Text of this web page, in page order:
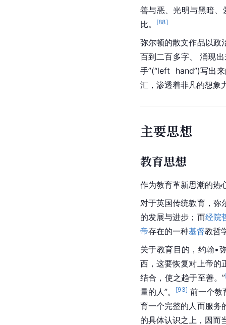
善与恶、光明与黑暗
比。
[88]
弥尔顿的散文作品以政
百到二百多字、 涌现
手”(“left  hand”)写出
汇，渗透着非凡的想象
主要思想
教育思想
作为教育革新思潮的热
对于英国传统教育，弥
的发展与进步；而经院
帝存在的一种基督教哲
关于教育目的，约翰•
西，这要恢复对上帝的
结合，使之趋于至善。”
量的人”。 [93] 前一个教
育一个完整的人而服务
的具体认识之上，因而